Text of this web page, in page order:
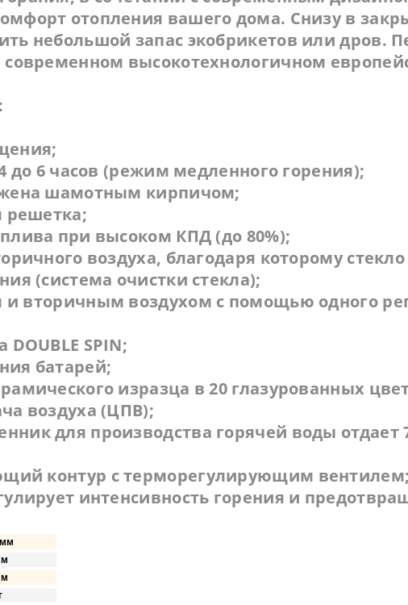
отопления вашего дома. Снизу в
небольшой запас экобрикетов или дров.
современном высокотехнологичном
до 6 часов (режим медленного горения);
шамотным кирпичом;
решетка;
при высоком КПД (до 80%);
воздуха, благодаря которому
(система очистки стекла);
вторичным воздухом с помощью одного
SPIN;
батарей;
изразца в 20 глазурованных
воздуха (ЦПВ);
для производства горячей воды отдает
контур с терморегулирующим вентилем;
интенсивность горения и